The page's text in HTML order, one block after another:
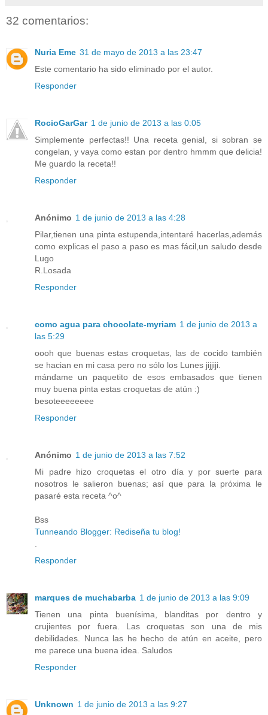
32 comentarios:
Nuria Eme 31 de mayo de 2013 a las 23:47
Este comentario ha sido eliminado por el autor.
Responder
RocioGarGar 1 de junio de 2013 a las 0:05
Simplemente perfectas!! Una receta genial, si sobran se
congelan, y vaya como estan por dentro hmmm que delicia!
Me guardo la receta!!
Responder
Anónimo 1 de junio de 2013 a las 4:28
Pilar,tienen una pinta estupenda,intentaré hacerlas,además
como explicas el paso a paso es mas fácil,un saludo desde
Lugo
R.Losada
Responder
como agua para chocolate-myriam 1 de junio de 2013 a
las 5:29
oooh que buenas estas croquetas, las de cocido también
se hacian en mi casa pero no sólo los Lunes jijjiji.
mándame un paquetito de esos embasados que tienen
muy buena pinta estas croquetas de atún :)
besoteeeeeeee
Responder
Anónimo 1 de junio de 2013 a las 7:52
Mi padre hizo croquetas el otro día y por suerte para
nosotros le salieron buenas; así que para la próxima le
pasaré esta receta ^o^
Bss
Tunneando Blogger: Rediseña tu blog!
Responder
marques de muchabarba 1 de junio de 2013 a las 9:09
Tienen una pinta buenísima, blanditas por dentro y
crujientes por fuera. Las croquetas son una de mis
debilidades. Nunca las he hecho de atún en aceite, pero
me parece una buena idea. Saludos
Responder
Unknown 1 de junio de 2013 a las 9:27